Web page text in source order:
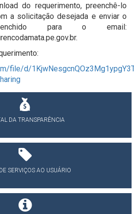
do requerimento, preenchê-lo
a solicitação desejada e enviar o
para o email:
file/d/
DA TRANSPARÊNCIA
SERVIÇOS AO USUÁRIO